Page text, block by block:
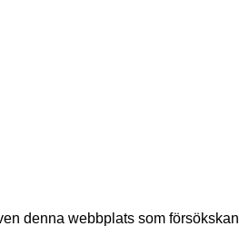
denna webbplats som